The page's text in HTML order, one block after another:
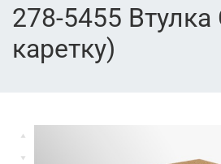
278-5455 Втулка
каретку)